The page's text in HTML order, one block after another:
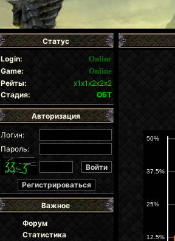
Статус
Login:
Online
Game:
Online
Рейты:
х1х1х2х2х2
Стадия:
ОБТ
Авторизация
Логин:
Пароль:
Важное
Форум
Статистика